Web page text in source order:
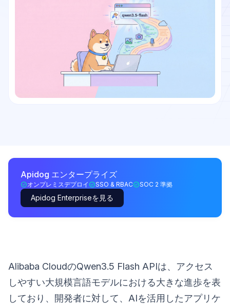
Apidog エンタープライズ
オンプレミスデプロイ SSO & RBAC SOC 2 準拠
Apidog Enterpriseを見る
Alibaba CloudのQwen3.5 Flash APIは、アクセス
しやすい大規模言語モデルにおける大きな進歩を表
しており、開発者に対して、AIを活用したアプリケ